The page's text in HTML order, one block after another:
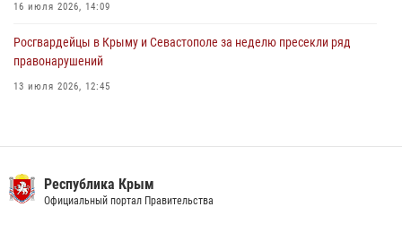
16 июля 2026, 14:09
Росгвардейцы в Крыму и Севастополе за неделю пресекли ряд
правонарушений
13 июля 2026, 12:45
21 июля 2026, 13:18
Росгвардия в Крыму и Севастополе задержала ряд
правонарушителей
Республика Крым
Официальный портал Правительства